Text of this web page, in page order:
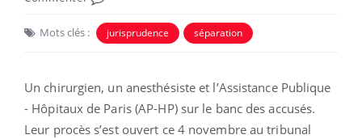
Mots clés : jurisprudence séparation
Un chirurgien, un anesthésiste et l’Assistance Publique
- Hôpitaux de Paris (AP-HP) sur le banc des accusés.
Leur procès s’est ouvert ce 4 novembre au tribunal